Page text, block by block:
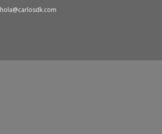
hola@carlosdk.com